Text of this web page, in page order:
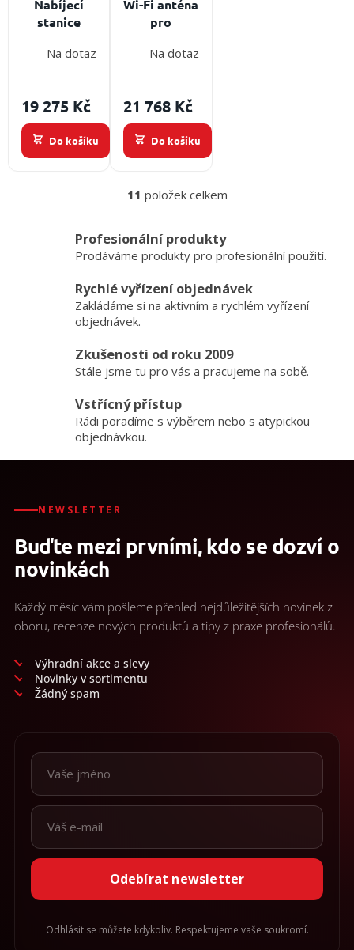
Nabíjecí
stanice
termokamery
Na dotaz
19 275 Kč
Do košíku
Wi-Fi anténa
pro
přenos
LEADER
Na dotaz
21 768 Kč
Do košíku
O
á
d
c
í
v
k
y
ý
p
11 položek celkem
Profesionální produkty
Prodáváme produkty pro profesionální použití.
Rychlé vyřízení objednávek
Zakládáme si na aktivním a rychlém vyřízení
objednávek.
Zkušenosti od roku 2009
Stále jsme tu pro vás a pracujeme na sobě.
Vstřícný přístup
Rádi poradíme s výběrem nebo s atypickou
objednávkou.
NEWSLETTER
Buďte mezi prvními, kdo se dozví o
novinkách
Každý měsíc vám pošleme přehled nejdůležitějších novinek z
oboru, recenze nových produktů a tipy z praxe profesionálů.
Výhradní akce a slevy
Novinky v sortimentu
Žádný spam
Odebírat newsletter
Odhlásit se můžete kdykoliv. Respektujeme vaše soukromí.